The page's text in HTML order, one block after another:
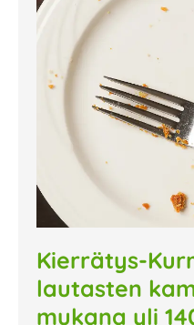
Kierrätys-
lautasten
mukana yli